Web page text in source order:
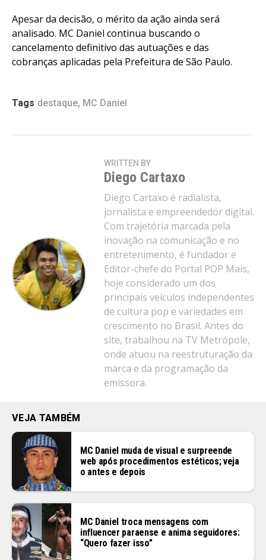
Apesar da decisão, o mérito da ação ainda será
analisado. MC Daniel continua buscando o
cancelamento definitivo das autuações e das
cobranças aplicadas pela Prefeitura de São Paulo.
Tags destaque, MC Daniel
WRITTEN BY
Diego Cartaxo
Diego Cartaxo é radialista,
jornalista e empreendedor digital.
Com trajetória marcada pela
inovação na comunicação e no
entretenimento, é fundador e
Editor-chefe do Portal POP Mais,
hoje considerado um dos
principais veículos independentes
de cultura pop e variedades em
crescimento no Brasil. Antes do
site, trabalhou na TV Metrópole,
onde atuou na reestruturação da
marca e da programação da
emissora.
VEJA TAMBÉM
MC Daniel muda de visual e surpreende
web após procedimentos estéticos; veja
o antes e depois
MC Daniel troca mensagens com
influencer paraense e anima seguidores:
“Quero fazer isso”